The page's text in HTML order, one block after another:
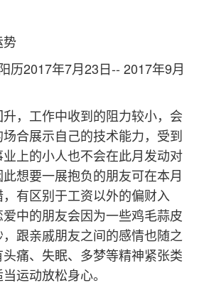
势
历2017年7月23日-- 2017年9月
，工作中收到的阻力较小，会
合展示自己的技术能力，受到
上的小人也不会在此月发动对
想要一展抱负的朋友可在本月
有区别于工资以外的偏财入
中的朋友会因为一些鸡毛蒜皮
跟亲戚朋友之间的感情也随之
痛、失眠、多梦等精神紧张类
运动放松身心。